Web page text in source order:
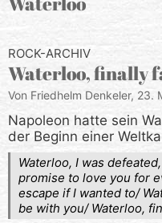
ROCK-ARCHIV
Waterloo, finally
Von Friedhelm Denkeler, 23.
Napoleon hatte sein
der Beginn einer
Waterloo, I was
promise to love you for
escape if I wanted to/
be with you/ Waterloo,